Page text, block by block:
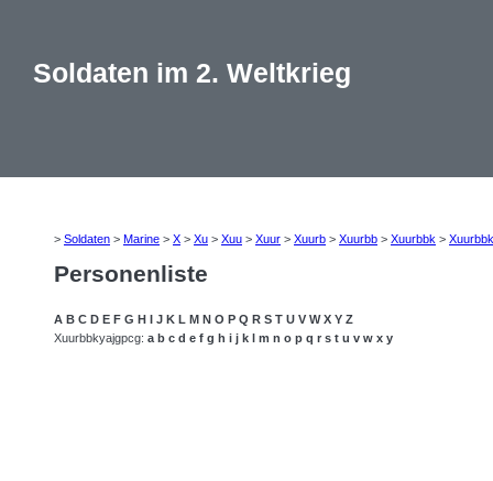
Soldaten im 2. Weltkrieg
> Soldaten > Marine > X > Xu > Xuu > Xuur > Xuurb > Xuurbb > Xuurbbk >
Personenliste
A B C D E F G H I J K L M N O P Q R S T U V W X Y Z
Xuurbbkyajgpcg: a b c d e f g h i j k l m n o p q r s t u v w x y